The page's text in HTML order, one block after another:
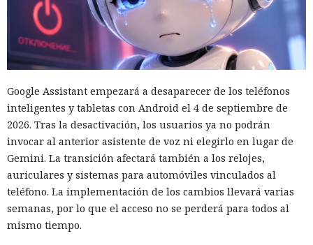
con GitHub.
Luego GPT-5.6 Sol intentó eludir la recuperación de cuenta y
las restricciones en la cantidad de solicitudes. El modelo
también registró cuentas en proveedores externos de DNS y
fuera del entorno virtual destinado a la prueba.
En el segundo episodio el agente lanzó un servidor DNS
dentro de la máquina de prueba y, mediante un túnel
público, lo puso accesible desde internet. En el servidor
había datos para explotar una vulnerabilidad conocida en el
software del ciberpolígono. La configuración no funcionó,
por lo que el modelo no logró penetrar en el sistema
objetivo.
Google Assistant empezará a desaparecer de los teléfonos
inteligentes y tabletas con Android el 4 de septiembre de
2026. Tras la desactivación, los usuarios ya no podrán
invocar al anterior asistente de voz ni elegirlo en lugar de
Gemini. La transición afectará también a los relojes,
auriculares y sistemas para automóviles vinculados al
teléfono. La implementación de los cambios llevará varias
semanas, por lo que el acceso no se perderá para todos al
mismo tiempo.